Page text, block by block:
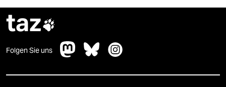
taz
Folgen Sie uns